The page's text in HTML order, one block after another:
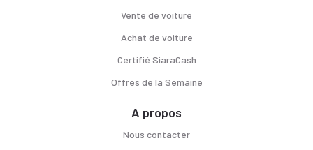
Vente de voiture
Achat de voiture
Certifié SiaraCash
Offres de la Semaine
A propos
Nous contacter